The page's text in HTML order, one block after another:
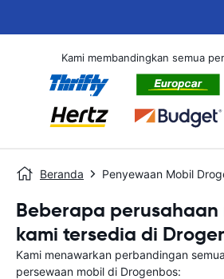
Kami membandingkan semua
Beranda Penyewaan Mobil
Beberapa
kami tersedia di
Kami menawarkan perbandingan
persewaan mobil di Drogenbos: